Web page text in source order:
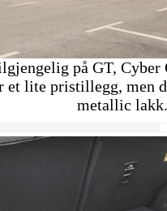
på GT,
et lite pristillegg, men
metallic lakk.